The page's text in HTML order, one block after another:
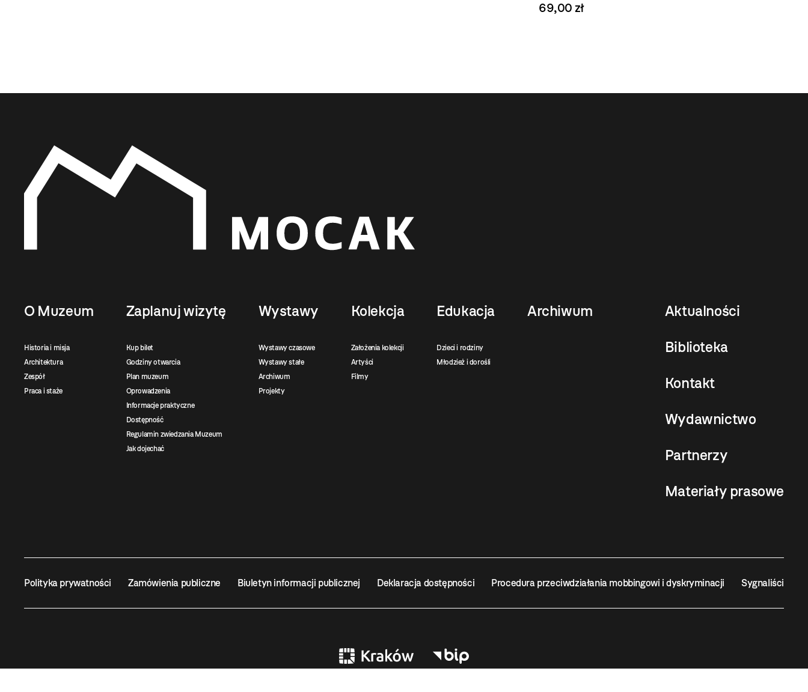
69,00 zł
O Muzeum
Historia i misja
Architektura
Zespół
Praca i staże
Zaplanuj wizytę
Kup bilet
Godziny otwarcia
Plan muzeum
Oprowadzenia
Informacje praktyczne
Dostępność
Regulamin zwiedzania Muzeum
Jak dojechać
Wystawy
Wystawy czasowe
Wystawy stałe
Archiwum
Projekty
Kolekcja
Założenia kolekcji
Artyści
Filmy
Edukacja
Dzieci i rodziny
Młodzież i dorośli
Archiwum Aktualności
Biblioteka
Kontakt
Wydawnictwo
Partnerzy
Materiały prasowe
Polityka prywatności Zamówienia publiczne Biuletyn informacji publicznej Deklaracja dostępności Procedura przeciwdziałania mobbingowi i dyskryminacji Sygnaliści